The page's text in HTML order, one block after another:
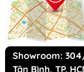
Showroom:
Tân Bình, TP.